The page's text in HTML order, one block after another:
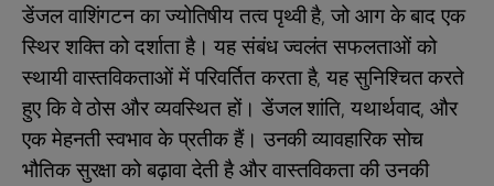
डेंजल वाशिंगटन का ज्योतिषीय तत्व पृथ्वी है, जो आग के बाद एक
स्थिर शक्ति को दर्शाता है। यह संबंध ज्वलंत सफलताओं को
स्थायी वास्तविकताओं में परिवर्तित करता है, यह सुनिश्चित करते
हुए कि वे ठोस और व्यवस्थित हों। डेंजल शांति, यथार्थवाद, और
एक मेहनती स्वभाव के प्रतीक हैं। उनकी व्यावहारिक सोच
भौतिक सुरक्षा को बढ़ावा देती है और वास्तविकता की उनकी